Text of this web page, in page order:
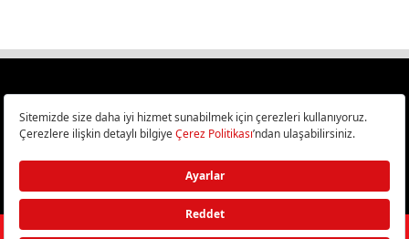
Türkiye
Bilişim ve Teknoloji Haberleri CHIP Online’da!